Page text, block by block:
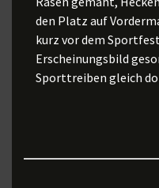
den Platz auf
kurz vor dem
Erscheinungsbild
Sporttreiben gleich